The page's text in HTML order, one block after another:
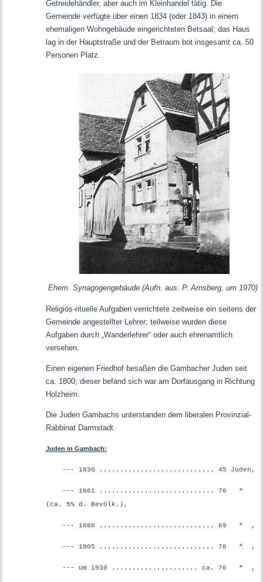
Getreidehändler, aber auch im Kleinhandel tätig. Die
Gemeinde verfügte über einen 1834 (oder 1843) in einem
ehemaligen Wohngebäude eingerichteten Betsaal; das Haus
lag in der Hauptstraße und der Betraum bot insgesamt ca. 50
Personen Platz.
Ehem. Synagogengebäude (Aufn. aus: P. Arnsberg, um 1970)
Religiös-rituelle Aufgaben verrichtete zeitweise ein seitens der
Gemeinde angestellter Lehrer; teilweise wurden diese
Aufgaben durch „Wanderlehrer“ oder auch ehrenamtlich
versehen.
Einen eigenen Friedhof besaßen die Gambacher Juden seit
ca. 1800; dieser befand sich war am Dorfausgang in Richtung
Holzheim.
Die Juden Gambachs unterstanden dem liberalen Provinzial-
Rabbinat Darmstadt.
Juden in Gambach:
--- 1830 ............................ 45 Juden,
--- 1861 ............................ 70 “
(ca. 5% d. Bevölk.),
--- 1880 ............................ 69 “ ,
--- 1905 ............................ 78 “ ,
--- um 1930 ..................... ca. 70 “ ,